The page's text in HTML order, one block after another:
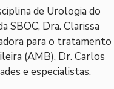
de Urologia do
SBOC, Dra. Clarissa
para o tratamento
(AMB), Dr. Carlos
e especialistas.